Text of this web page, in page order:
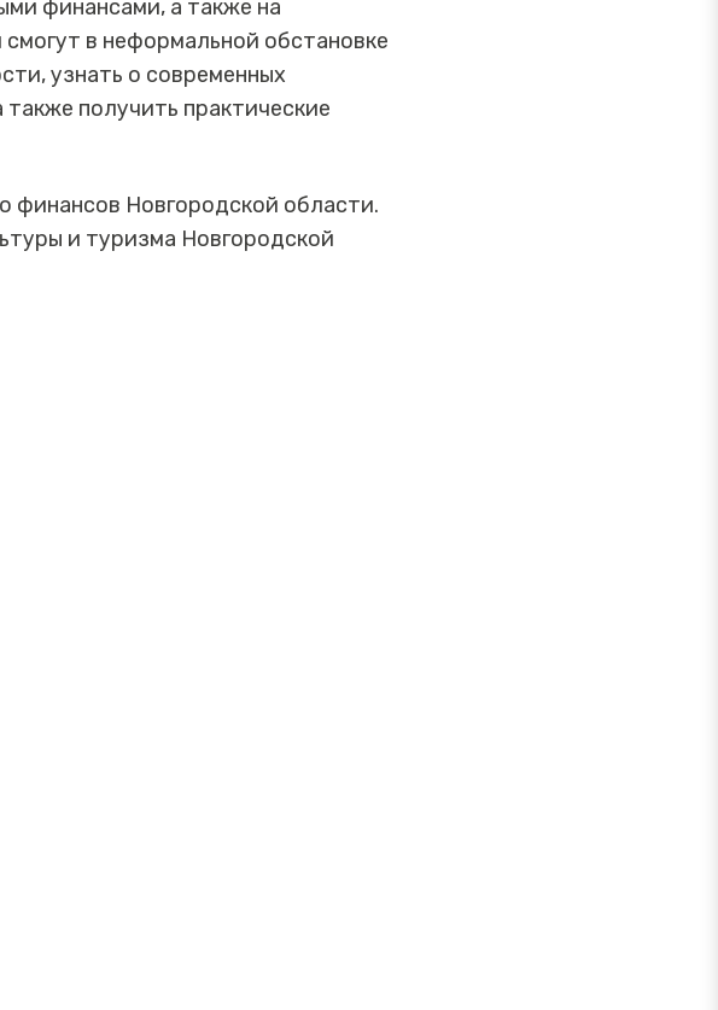
финансами, а также на
в неформальной обстановке
узнать о современных
получить практические
финансов Новгородской области.
и туризма Новгородской